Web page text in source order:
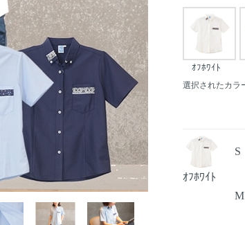
ｵﾌﾎﾜｲﾄ
選択されたカラ
ｵﾌﾎﾜｲﾄ
S
M